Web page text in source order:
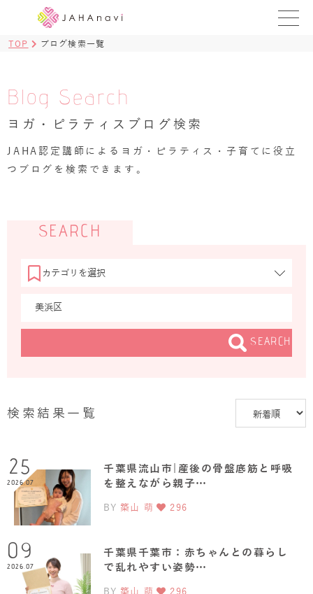
BLOG
ヨガ資格講座 ›
TOP ブログ検索一覧
Blog Search
ヨガ・ピラティスブログ検索
JAHA認定講師によるヨガ・ピラティス・子育てに役立
つブログを検索できます。
SEARCH
SEARCH
検索結果一覧
25
2026.07
千葉県流山市|産後の骨盤底筋と呼吸
を整えながら親子…
BY 築山 萌 296
09
2026.07
千葉県千葉市：赤ちゃんとの暮らし
で乱れやすい姿勢…
BY 築山 萌 296